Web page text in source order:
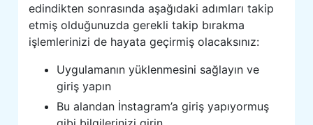
edindikten sonrasında aşağıdaki adımları takip
etmiş olduğunuzda gerekli takip bırakma
işlemlerinizi de hayata geçirmiş olacaksınız:
Uygulamanın yüklenmesini sağlayın ve
giriş yapın
Bu alandan İnstagram’a giriş yapıyormuş